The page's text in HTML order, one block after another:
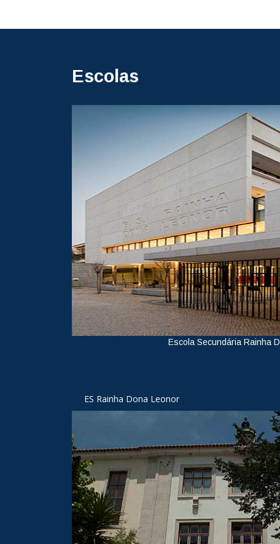
Escolas
Escola Secundária Rainha
ES Rainha Dona Leonor